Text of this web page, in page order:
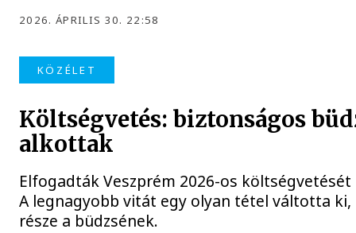
2026. ÁPRILIS 30. 22:58
KÖZÉLET
Költségvetés: biztonságos
alkottak
Elfogadták Veszprém 2026-os
A legnagyobb vitát egy olyan tétel váltotta ki,
része a büdzsének.